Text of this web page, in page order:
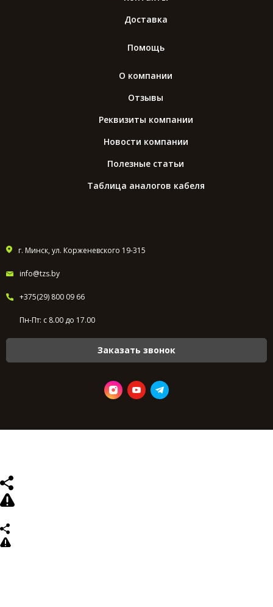
Доставка
Помощь
О компании
Отзывы
Реквизиты компании
Новости компании
Полезные статьи
Таблица аналогов кабеля
г. Минск, ул. Корженевского 19-315
info@tzs.by
+375(29) 800 09 66
Пн-Пт: с 8.00 до 17.00
Заказать звонок